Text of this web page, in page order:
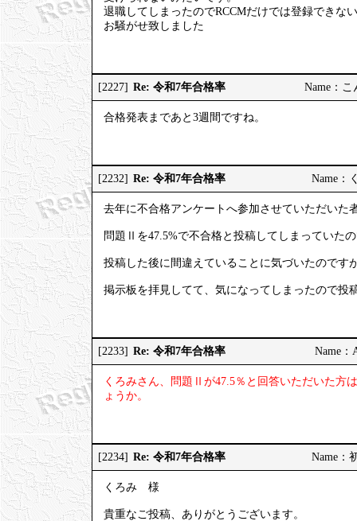
退職してしまったのでRCCMだけでは登録できな
お騒がせ致しました
[2227] Re: 令和7年合格率 Name：
合格発表まであと3週間ですね。
[2232] Re: 令和7年合格率 Name：
去年に不合格アンケートへ参加させていただいた
問題Ⅱを47.5%で不合格と投稿してしまっていた
投稿した後に間違えていることに気づいたのです
掲示板を拝見してて、気になってしまったので投
[2233] Re: 令和7年合格率 Name：
くろみさん、問題Ⅱが47.5％と回答いただいた方
ょうか。
[2234] Re: 令和7年合格率 Name：
くろみ 様
貴重なご投稿、ありがとうございます。